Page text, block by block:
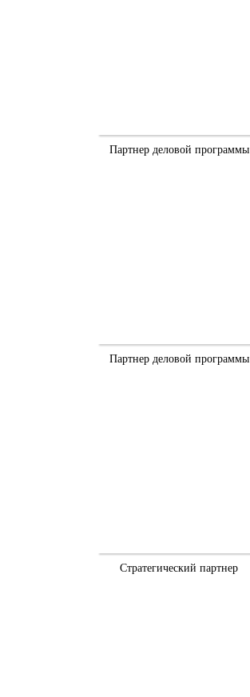
Партнер деловой программы
Партнер деловой программы
Стратегический партнер